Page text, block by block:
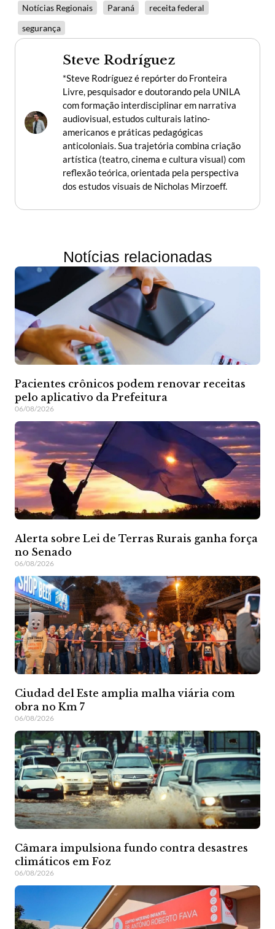
Notícias Regionais Paraná
receita federal
segurança
Steve Rodríguez
*Steve Rodríguez é repórter do Fronteira
Livre, pesquisador e doutorando pela UNILA
com formação interdisciplinar em narrativa
audiovisual, estudos culturais latino-
americanos e práticas pedagógicas
anticoloniais. Sua trajetória combina criação
artística (teatro, cinema e cultura visual) com
reflexão teórica, orientada pela perspectiva
dos estudos visuais de Nicholas Mirzoeff.
Notícias relacionadas
Pacientes crônicos podem renovar receitas
pelo aplicativo da Prefeitura
06/08/2026
Alerta sobre Lei de Terras Rurais ganha força
no Senado
06/08/2026
Ciudad del Este amplia malha viária com
obra no Km 7
06/08/2026
Câmara impulsiona fundo contra desastres
climáticos em Foz
06/08/2026